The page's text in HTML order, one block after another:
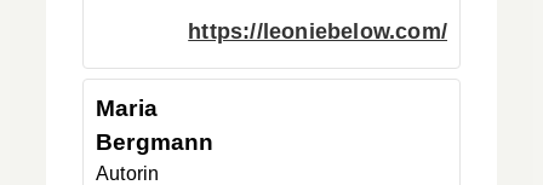
https://leoniebelow.com/
Maria
Bergmann
Autorin